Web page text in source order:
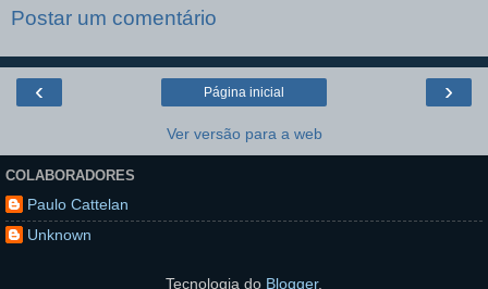
Postar um comentário
‹ ›
Página inicial
Ver versão para a web
COLABORADORES
Paulo Cattelan
Unknown
Tecnologia do Blogger.